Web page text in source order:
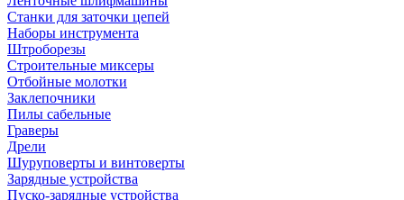
Станки для заточки цепей
Наборы инструмента
Штроборезы
Строительные миксеры
Отбойные молотки
Заклепочники
Пилы сабельные
Граверы
Дрели
Шуруповерты и винтоверты
Зарядные устройства
Пуско-зарядные устройства